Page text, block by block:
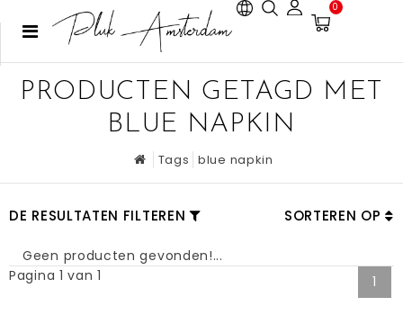
0
PRODUCTEN GETAGD MET
BLUE NAPKIN
Tags blue napkin
DE RESULTATEN FILTEREN SORTEREN OP
Geen producten gevonden!...
Pagina 1 van 1
1